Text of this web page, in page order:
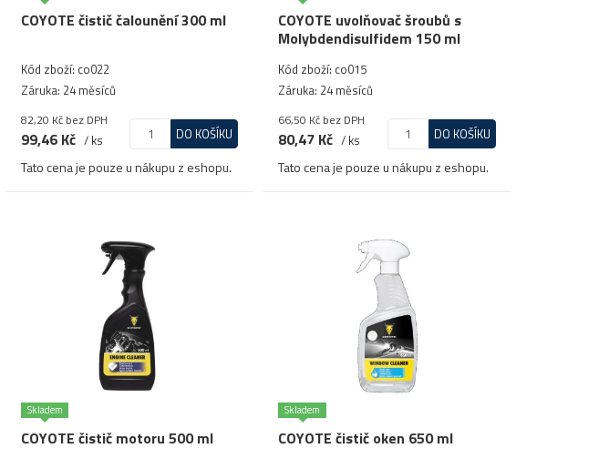
COYOTE čistič čalounění 300 ml
Kód zboží: co022
Záruka: 24 měsíců
82,20 Kč bez DPH
99,46 Kč / ks DO KOŠÍKU
Tato cena je pouze u nákupu z eshopu.
COYOTE uvolňovač šroubů s
Molybdendisulfidem 150 ml
Kód zboží: co015
Záruka: 24 měsíců
66,50 Kč bez DPH
80,47 Kč / ks DO KOŠÍKU
Tato cena je pouze u nákupu z eshopu.
Skladem
COYOTE čistič motoru 500 ml
Skladem
COYOTE čistič oken 650 ml